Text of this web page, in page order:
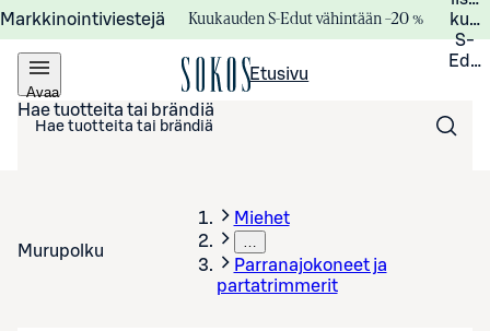
Markkinointiviestejä Kuukauden S-Edut vähintään –20 %
S-
Avaa
valikko
Etusivu
Hae tuotteita tai brändiä
Murupolku
Miehet
…
Parranajokoneet ja
partatrimmerit